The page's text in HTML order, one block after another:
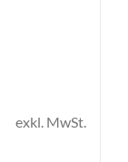
exkl. MwSt.